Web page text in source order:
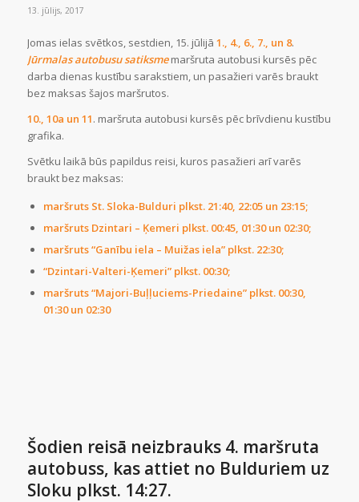
13. jūlijs, 2017
Jomas ielas svētkos, sestdien, 15. jūlijā 1., 4., 6., 7., un 8.
Jūrmalas autobusu satiksmemaršruta autobusi kursēs pēc
darba dienas kustību sarakstiem, un pasažieri varēs braukt
bez maksas šajos maršrutos.
10., 10a un 11. maršruta autobusi kursēs pēc brīvdienu kustību
grafika.
Svētku laikā būs papildus reisi, kuros pasažieri arī varēs
braukt bez maksas:
maršruts St. Sloka-Bulduri plkst. 21:40, 22:05 un 23:15;
maršruts Dzintari – Ķemeri plkst. 00:45, 01:30 un 02:30;
maršruts “Ganību iela – Muižas iela” plkst. 22:30;
“Dzintari-Valteri-Ķemeri” plkst. 00:30;
maršruts “Majori-Buļļuciems-Priedaine” plkst. 00:30,
01:30 un 02:30
Šodien reisā neizbrauks 4. maršruta
autobuss, kas attiet no Bulduriem uz
Sloku plkst. 14:27.